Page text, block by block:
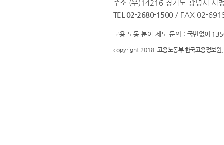
주소 (우)14216 경기도 광명시 시
TEL 02-2680-1500 / FAX 02-
고용·노동 분야 제도 문의 : 국번없이
copyright 2018 고용노동부 한국고용정보원.